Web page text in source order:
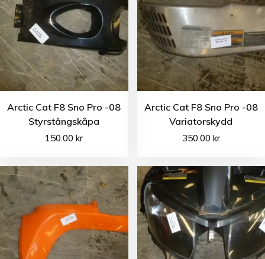
Arctic Cat F8 Sno Pro -08
Styrstångskåpa
150.00kr
Arctic Cat F8 Sno Pro -08
Variatorskydd
350.00 kr